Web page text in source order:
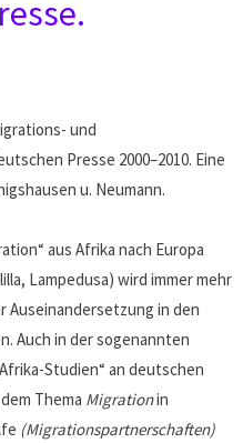
und
Presse 2000–2010. Eine
u. Neumann.
aus Afrika nach Europa
Lampedusa) wird immer mehr
Auseinandersetzung in den
Auch in der sogenannten
Studien“ an deutschen
Thema Migrationin
(Migrationspartnerschaften)